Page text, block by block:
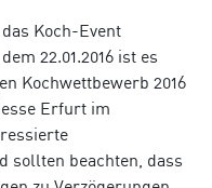
Koch-Event
22.01.2016 ist es
Kochwettbewerb 2016
Erfurt im
sollten beachten, dass